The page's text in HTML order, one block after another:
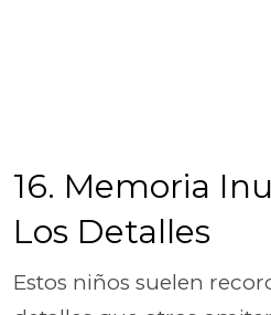
16. Memoria
Los Detalles
Estos niños suelen